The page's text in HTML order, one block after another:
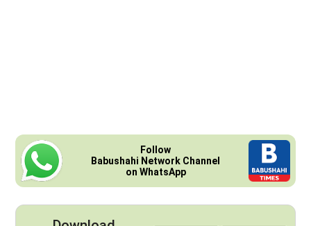
Follow
Babushahi Network Channel
on WhatsApp